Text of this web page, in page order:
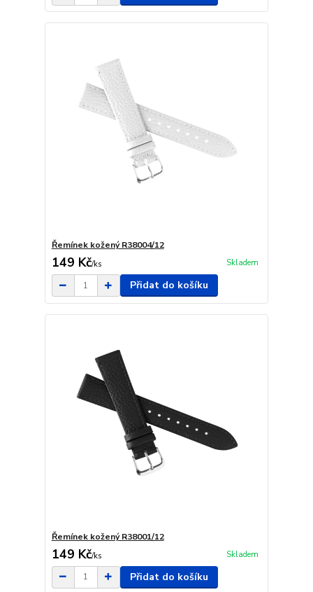
Řemínek kožený R38004/12
149 Kč/ks Skladem
Přidat do košíku
Řemínek kožený R38001/12
149 Kč/ks Skladem
Přidat do košíku